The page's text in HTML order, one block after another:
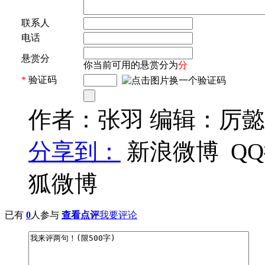
联系人
电话
悬赏分
你当前可用的悬赏分为分
* 验证码
作者：张羽 编辑：厉懿
分享到：
新浪微博
狐微博
已有 0人参与 查看点评我要评论